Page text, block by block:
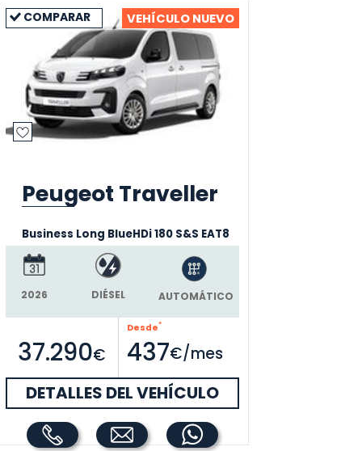
COMPARAR VEHÍCULO NUEVO
Peugeot Traveller
Business Long BlueHDi 180 S&S EAT8
2026 DIÉSEL AUTOMÁTICO
37.290€
Desde*
437€/mes
DETALLES DEL VEHÍCULO